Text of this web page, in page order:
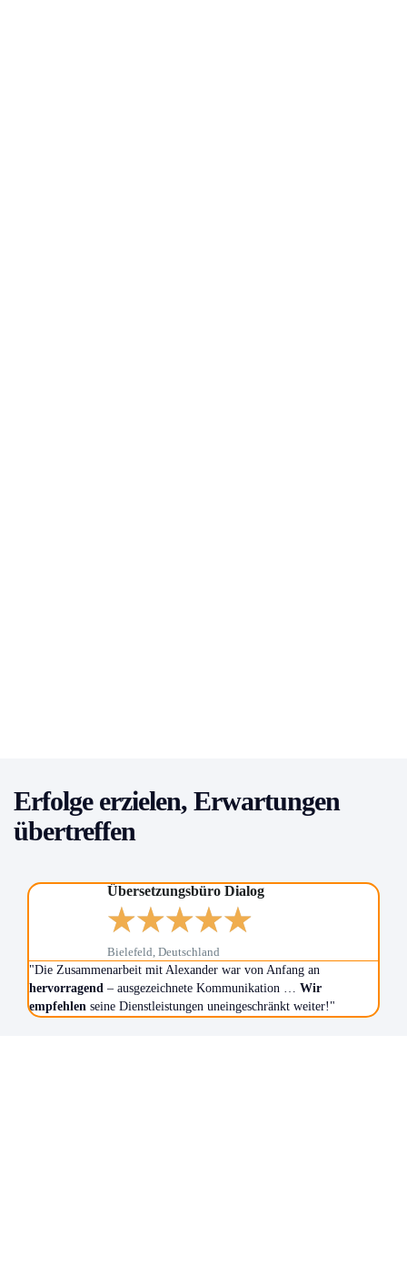
Erfolge erzielen, Erwartungen
übertreffen
Übersetzungsbüro Dialog​
★★★★★
Bielefeld, Deutschland
"Die Zusammenarbeit mit Alexander war von Anfang an
hervorragend – ausgezeichnete Kommunikation …Wir
empfehlen seine Dienstleistungen uneingeschränkt weiter!"